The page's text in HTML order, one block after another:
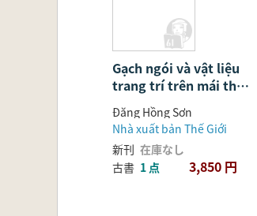
の瓦と屋根装
Gạch ngói và vật liệu
trang trí trên mái thời
Lý-Trần-Hồ(李朝・陳朝
の瓦と屋根装飾材)
Đặng Hồng Sơn
Nhà xuất bản Thế Giới
新刊 在庫なし
古書 1 点 3,850 円